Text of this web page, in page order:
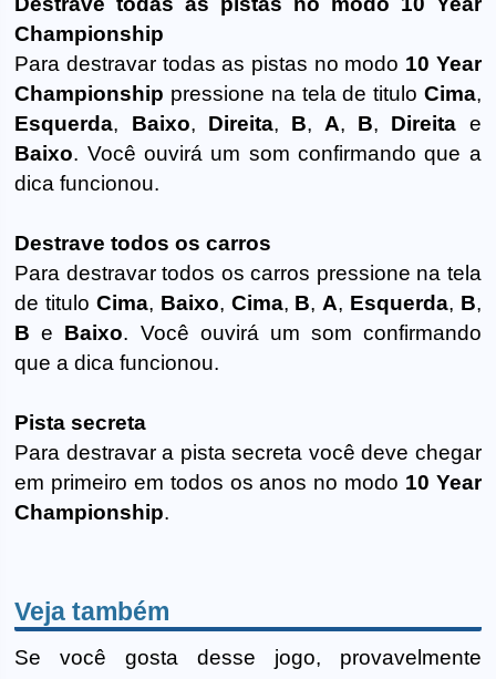
Championship
Para destravar todas as pistas no modo 10 Year
Championship pressione na tela de titulo Cima,
Esquerda, Baixo, Direita, B,A, B, Direita e
Baixo. Você ouvirá um som confirmando que a
dica funcionou.
Destrave todos os carros
Para destravar todos os carros pressione na tela
de titulo Cima, Baixo, Cima, B,A, Esquerda, B,
B e Baixo. Você ouvirá um som confirmando
que a dica funcionou.
Pista secreta
Para destravar a pista secreta você deve chegar
em primeiro em todos os anos no modo 10 Year
Championship.
Veja também
Se você gosta desse jogo, provavelmente